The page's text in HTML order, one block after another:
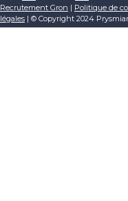
Recrutement Gron | Politique de
légales | © Copyright 2024